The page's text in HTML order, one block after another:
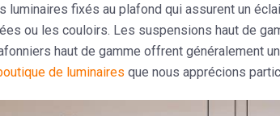
fixés au plafond qui assurent un
ou les couloirs. Les suspensions haut de
haut de gamme offrent généralement
de luminaires que nous apprécions